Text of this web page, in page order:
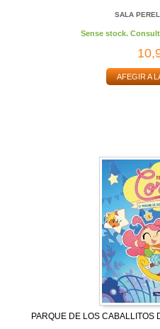
SALA
Sense stock.
AFEGIR A
PARQUE DE LOS CABALLITOS